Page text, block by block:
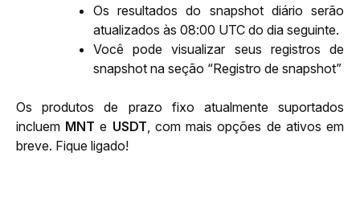
Os resultados do snapshot diário serão
atualizados às 08:00 UTC do dia seguinte.
Você pode visualizar seus registros de
snapshot na seção “Registro de snapshot”
Os produtos de prazo fixo atualmente suportados
incluem MNT e USDT, com mais opções de ativos em
breve. Fique ligado!